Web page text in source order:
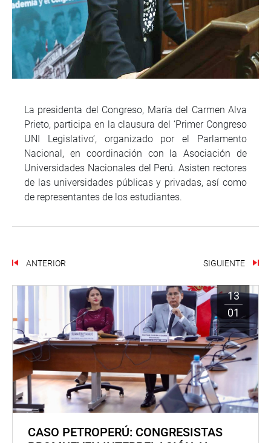
La presidenta del Congreso, María del Carmen Alva
Prieto, participa en la clausura del ‘Primer Congreso
UNI Legislativo’, organizado por el Parlamento
Nacional, en coordinación con la Asociación de
Universidades Nacionales del Perú. Asisten rectores
de las universidades públicas y privadas, así como
de representantes de los estudiantes.
ANTERIOR SIGUIENTE
13
01
CASO PETROPERÚ: CONGRESISTAS